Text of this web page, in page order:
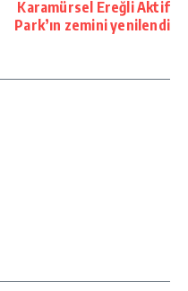
Karamürsel Ereğli Aktif
Park’ın zemini yenilendi